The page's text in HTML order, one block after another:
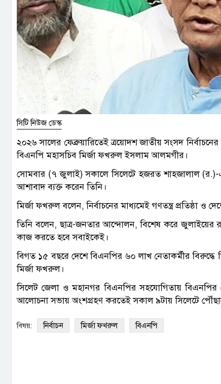
সিটি নিউজ ডেস্ক
২০২৬ সালের ফেব্রুয়ারিতেই ত্রয়োদশ জাতীয় সংসদ
বিএনপি মহাসচিব মির্জা ফখরুল ইসলাম আলমগীর।
সোমবার (৭ জুলাই) সকালে সিলেটে হজরত শাহজালাল (র.)-
আশাবাদ ব্যক্ত করেন তিনি।
মির্জা ফখরুল বলেন, নির্বাচনের মাধ্যমেই গণতন্ত্র প্রতিষ্ঠা ও
তিনি বলেন, ছাত্র-জনতার আন্দোলন, বিশেষ করে জুলাইয়ের
কাজ করতে হবে সবাইকেই।
বিগত ১৫ বছরে দেশে বিএনপির ৬০ লাখ নেতাকর্মীর বিরুদ্ধে
মির্জা ফখরুল।
সিলেট জেলা ও মহানগর বিএনপির সহযোগিতায়
আলোচনা সভায় অংশগ্রহণ করতেই সকাল ৯টায় সিলেটে
বিষয়: নির্বাচন মির্জা ফখরুল বিএনপি